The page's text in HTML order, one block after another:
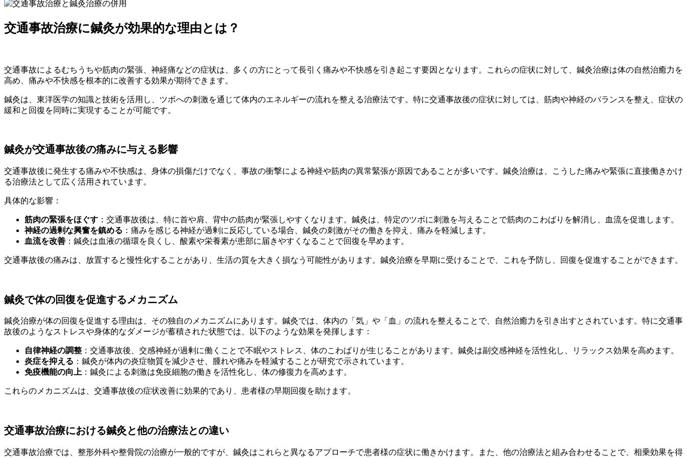
交通事故治療に鍼灸が効果的な理由とは？
交通事故によるむちうちや筋肉の緊張、神経痛などの症状は、多くの方にとって長引く痛みや不快感を引き起こす要因となります。これらの症状に対して、鍼灸治療は体の自然治癒力を
高め、痛みや不快感を根本的に改善する効果が期待できます。
鍼灸は、東洋医学の知識と技術を活用し、ツボへの刺激を通じて体内のエネルギーの流れを整える治療法です。特に交通事故後の症状に対しては、筋肉や神経のバランスを整え、症状の
緩和と回復を同時に実現することが可能です。
鍼灸が交通事故後の痛みに与える影響
交通事故後に発生する痛みや不快感は、身体の損傷だけでなく、事故の衝撃による神経や筋肉の異常緊張が原因であることが多いです。鍼灸治療は、こうした痛みや緊張に直接働きかけ
る治療法として広く活用されています。
具体的な影響：
筋肉の緊張をほぐす ：交通事故後は、特に首や肩、背中の筋肉が緊張しやすくなります。鍼灸は、特定のツボに刺激を与えることで筋肉のこわばりを解消し、血流を促進します。
神経の過剰な興奮を鎮める ：痛みを感じる神経が過剰に反応している場合、鍼灸の刺激がその働きを抑え、痛みを軽減します。
血流を改善 ：鍼灸は血液の循環を良くし、酸素や栄養素が患部に届きやすくなることで回復を早めます。
交通事故後の痛みは、放置すると慢性化することがあり、生活の質を大きく損なう可能性があります。鍼灸治療を早期に受けることで、これを予防し、回復を促進することができます。
鍼灸で体の回復を促進するメカニズム
鍼灸治療が体の回復を促進する理由は、その独自のメカニズムにあります。鍼灸では、体内の「気」や「血」の流れを整えることで、自然治癒力を引き出すとされています。特に交通事
故後のようなストレスや身体的なダメージが蓄積された状態では、以下のような効果を発揮します：
自律神経の調整 ：交通事故後、交感神経が過剰に働くことで不眠やストレス、体のこわばりが生じることがあります。鍼灸は副交感神経を活性化し、リラックス効果を高めます。
炎症を抑える ：鍼灸が体内の炎症物質を減少させ、腫れや痛みを軽減することが研究で示されています。
免疫機能の向上 ：鍼灸による刺激は免疫細胞の働きを活性化し、体の修復力を高めます。
これらのメカニズムは、交通事故後の症状改善に効果的であり、患者様の早期回復を助けます。
交通事故治療における鍼灸と他の治療法との違い
交通事故治療では、整形外科や整骨院の治療が一般的ですが、鍼灸はこれらと異なるアプローチで患者様の症状に働きかけます。また、他の治療法と組み合わせることで、相乗効果を得